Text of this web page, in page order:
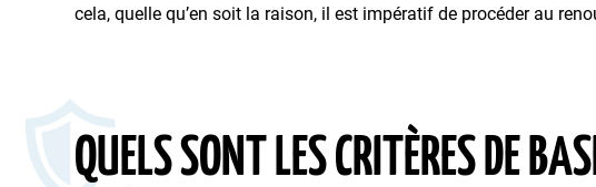
cela, quelle qu’en soit la raison, il est impératif de procéder au
QUELS SONT LES CRITÈRES DE